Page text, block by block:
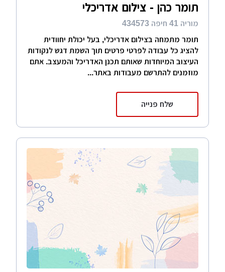
תומר כהן - צילום אדריכלי
מוריה 41 חיפה 434573
תומר מתמחה בצילום אדריכלי, בעל יכולת יחוודית
להציג כל עבודה לפרטי פרטים תוך השמת דגש לנקודות
העיצוב המיוחדות שאותם תכנן האדריכל והמעצב. אתם
מוזמנים להתרשם מעבודות באתר...
שלח פנייה